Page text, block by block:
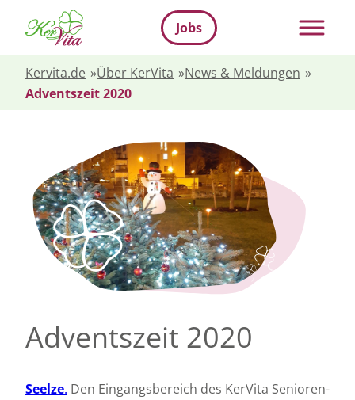
Jobs
Kervita.de »Über KerVita »News & Meldungen »
Adventszeit 2020
Adventszeit 2020
Seelze. Den Eingangsbereich des KerVita Senioren-